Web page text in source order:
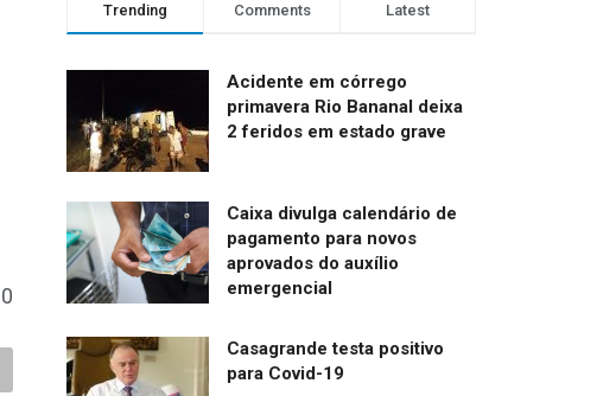
0
Trending Comments Latest
Acidente em córrego
primavera Rio Bananal deixa
2 feridos em estado grave
Caixa divulga calendário de
pagamento para novos
aprovados do auxílio
emergencial
Casagrande testa positivo
para Covid-19